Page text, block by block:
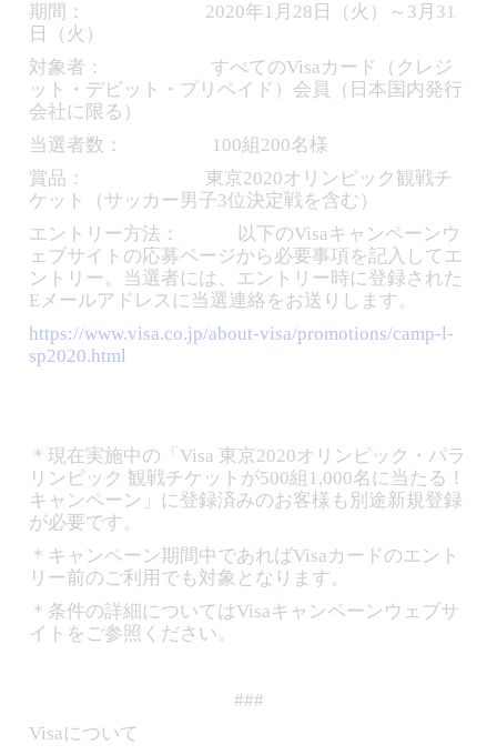
期間： 2020年1月28日（火）～3月31
日（火）
対象者： すべてのVisaカード（クレジ
ット・デビット・プリペイド）会員（日本国内発行
会社に限る）
当選者数： 100組200名様
賞品： 東京2020オリンピック観戦チ
ケット（サッカー男子3位決定戦を含む）
エントリー方法： 以下のVisaキャンペーンウ
ェブサイトの応募ページから必要事項を記入してエ
ントリー。当選者には、エントリー時に登録された
Eメールアドレスに当選連絡をお送りします。
https://www.visa.co.jp/about-visa/promotions/camp-l-
sp2020.html
＊現在実施中の「Visa 東京2020オリンピック・パラ
リンピック 観戦チケットが500組1,000名に当たる！
キャンペーン」に登録済みのお客様も別途新規登録
が必要です。
＊キャンペーン期間中であればVisaカードのエント
リー前のご利用でも対象となります。
＊条件の詳細についてはVisaキャンペーンウェブサ
イトをご参照ください。
###
Visaについて